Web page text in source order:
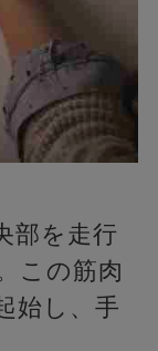
部を走行
この筋肉
始し、手